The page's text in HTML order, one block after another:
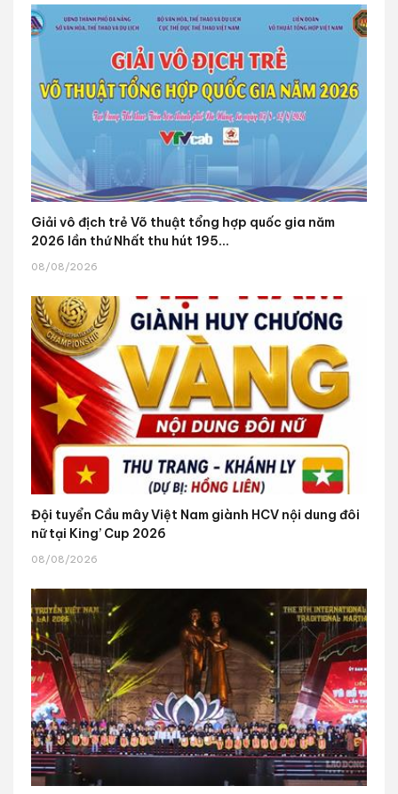
Giải vô địch trẻ Võ thuật tổng hợp quốc gia năm
2026 lần thứ Nhất thu hút 195...
08/08/2026
Đội tuyển Cầu mây Việt Nam giành HCV nội dung đôi
nữ tại King’ Cup 2026
08/08/2026